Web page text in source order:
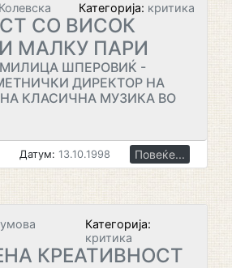
Категорија: критика
СО ВИСОК
МАЛКУ ПАРИ
МИЛИЦА ШПЕРОВИЌ -
ДИРЕКТОР НА
КЛАСИЧНА МУЗИКА ВО
Датум: 13.10.1998 Повеќе...
Категорија:
критика
КРЕАТИВНОСТ